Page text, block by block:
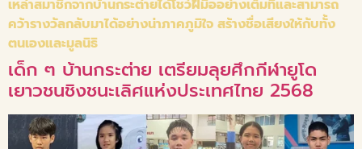
เหล่าสมาชิกจากบ้านกระต่ายได้โชว์ฝีมืออย่างเต็มที่และสามารถ
คว้ารางวัลกลับมาได้อย่างน่าภาคภูมิใจ สร้างชื่อเสียงให้กับทั้ง
ตนเองและมูลนิธิ
เด็ก ๆ บ้านกระต่าย เตรียมลุยศึกกีฬายูโด
เยาวชนชิงชนะเลิศแห่งประเทศไทย 2568